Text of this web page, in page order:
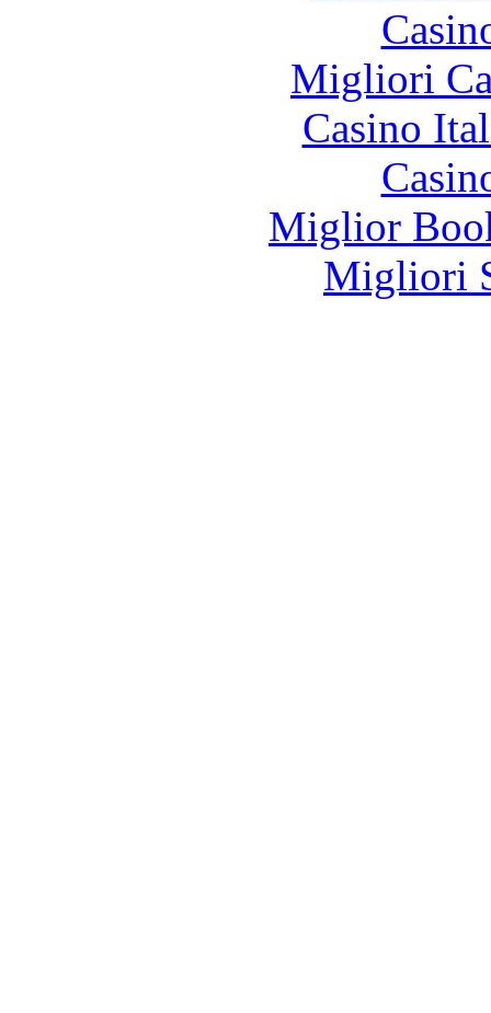
Migliori
Casino
Miglior
Migliori